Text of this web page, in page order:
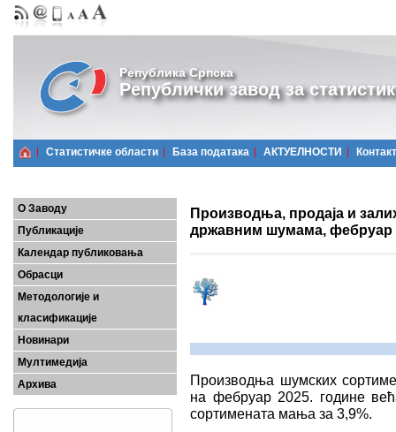
Република Српска
Републички завод за
Статистичке области Базa података АКТУЕЛНОСТИ Контакт
О Заводу
Публикације
Календар публиковања
Обрасци
Методологије и
класификације
Новинари
Мултимедија
Архива
Производња, продаја и
државним шумама, фебруар
Производња шумских
на фебруар 2025. године
сортимената мања за 3,9%.